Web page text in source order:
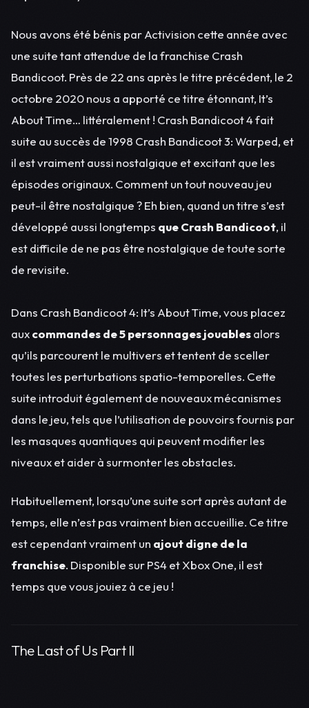
Nous avons été bénis par Activision cette année avec
une suite tant attendue de la franchise Crash
Bandicoot. Près de 22 ans après le titre précédent, le 2
octobre 2020 nous a apporté ce titre étonnant, It’s
About Time… littéralement ! Crash Bandicoot 4 fait
suite au succès de 1998 Crash Bandicoot 3: Warped, et
il est vraiment aussi nostalgique et excitant que les
épisodes originaux. Comment un tout nouveau jeu
peut-il être nostalgique ? Eh bien, quand un titre s’est
développé aussi longtemps que Crash Bandicoot, il
est difficile de ne pas être nostalgique de toute sorte
de revisite.
Dans Crash Bandicoot 4: It’s About Time, vous placez
auxcommandes de 5 personnages jouablesalors
qu’ils parcourent le multivers et tentent de sceller
toutes les perturbations spatio-temporelles. Cette
suite introduit également de nouveaux mécanismes
dans le jeu, tels que l’utilisation de pouvoirs fournis par
les masques quantiques qui peuvent modifier les
niveaux et aider à surmonter les obstacles.
Habituellement, lorsqu’une suite sort après autant de
temps, elle n’est pas vraiment bien accueillie. Ce titre
est cependant vraiment un ajout digne de la
franchise. Disponible sur PS4 et Xbox One, il est
temps que vous jouiez à ce jeu !
The Last of Us Part II